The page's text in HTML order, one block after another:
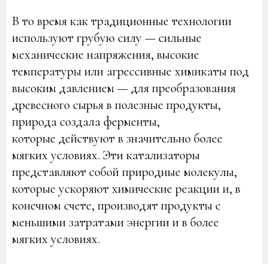
В то время как традиционные технологии
используют грубую силу — сильные
механические напряжения, высокие
температуры или агрессивные химикаты под
высоким давлением — для преобразования
древесного сырья в полезные продукты,
природа создала ферменты,
которые действуют в значительно более
мягких условиях. Эти катализаторы
представляют собой природные молекулы,
которые ускоряют химические реакции и, в
конечном счете, производят продукты с
меньшими затратами энергии и в более
мягких условиях.